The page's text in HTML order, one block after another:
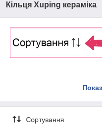
Кільця Xuping кераміка
Сортування